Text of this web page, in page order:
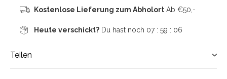
Kostenlose Lieferung zum AbholortAb €50,-
Heute verschickt?Du hast noch 07 : 59 : 06
Teilen